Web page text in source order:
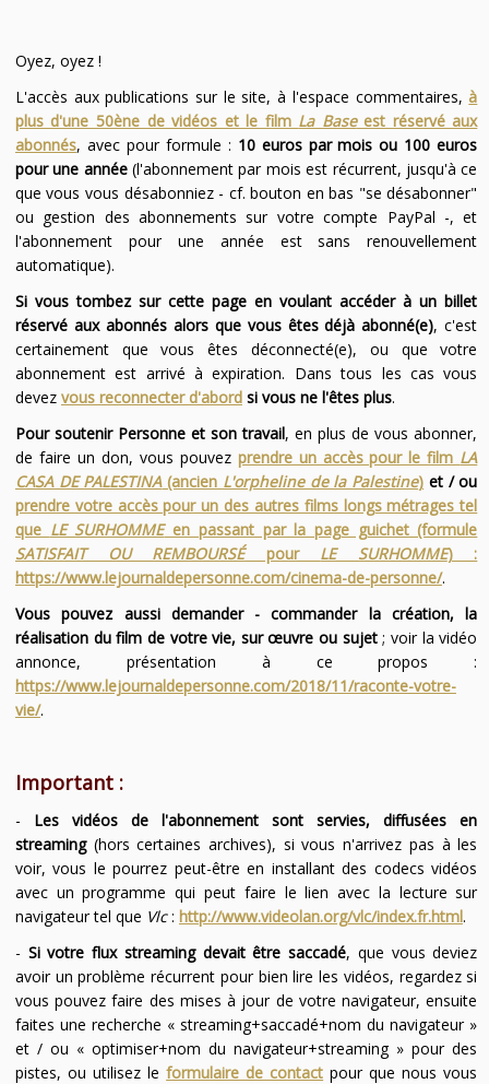
Oyez, oyez !
L'accès aux publications sur le site, à l'espace commentaires,à
plus d'une 50ène de vidéos et le film La Baseest réservé aux
abonnés, avec pour formule : 10 euros par mois ou 100 euros
pour une année(l'abonnement par mois est récurrent, jusqu'à ce
que vous vous désabonniez - cf. bouton en bas "se désabonner"
ou gestion des abonnements sur votre compte PayPal -, et
l'abonnement pour une année est sans renouvellement
automatique).
Si vous tombez sur cette page en voulant accéder à un billet
réservé aux abonnés alors que vous êtes déjà abonné(e), c'est
certainement que vous êtes déconnecté(e), ou que votre
abonnement est arrivé à expiration. Dans tous les cas vous
devez vous reconnecter d'abordsi vous ne l'êtes plus.
Pour soutenir Personne et son travail, en plus de vous abonner,
de faire un don, vous pouvez prendre un accès pour le film LA
CASA DE PALESTINA(ancien L'orpheline de la Palestine) et / ou
prendre votre accès pour un des autres films longs métrages tel
que LE SURHOMMEen passant par la page guichet (formule
SATISFAIT OU REMBOURSÉpour LE SURHOMME) :
https://www.lejournaldepersonne.com/cinema-de-personne/.
Vous pouvez aussi demander - commander la création, la
réalisation du film de votre vie, sur œuvre ou sujet; voir la vidéo
annonce, présentation à ce propos :
https://www.lejournaldepersonne.com/2018/11/raconte-votre-
vie/.
Important :
- Les vidéos de l'abonnement sont servies, diffusées en
streaming(hors certaines archives), si vous n'arrivez pas à les
voir, vous le pourrez peut-être en installant des codecs vidéos
avec un programme qui peut faire le lien avec la lecture sur
navigateur tel que Vlc: http://www.videolan.org/vlc/index.fr.html.
- Si votre flux streaming devait être saccadé, que vous deviez
avoir un problème récurrent pour bien lire les vidéos, regardez si
vous pouvez faire des mises à jour de votre navigateur, ensuite
faites une recherche « streaming+saccadé+nom du navigateur »
et / ou « optimiser+nom du navigateur+streaming » pour des
pistes, ou utilisez leformulaire de contact pour que nous vous